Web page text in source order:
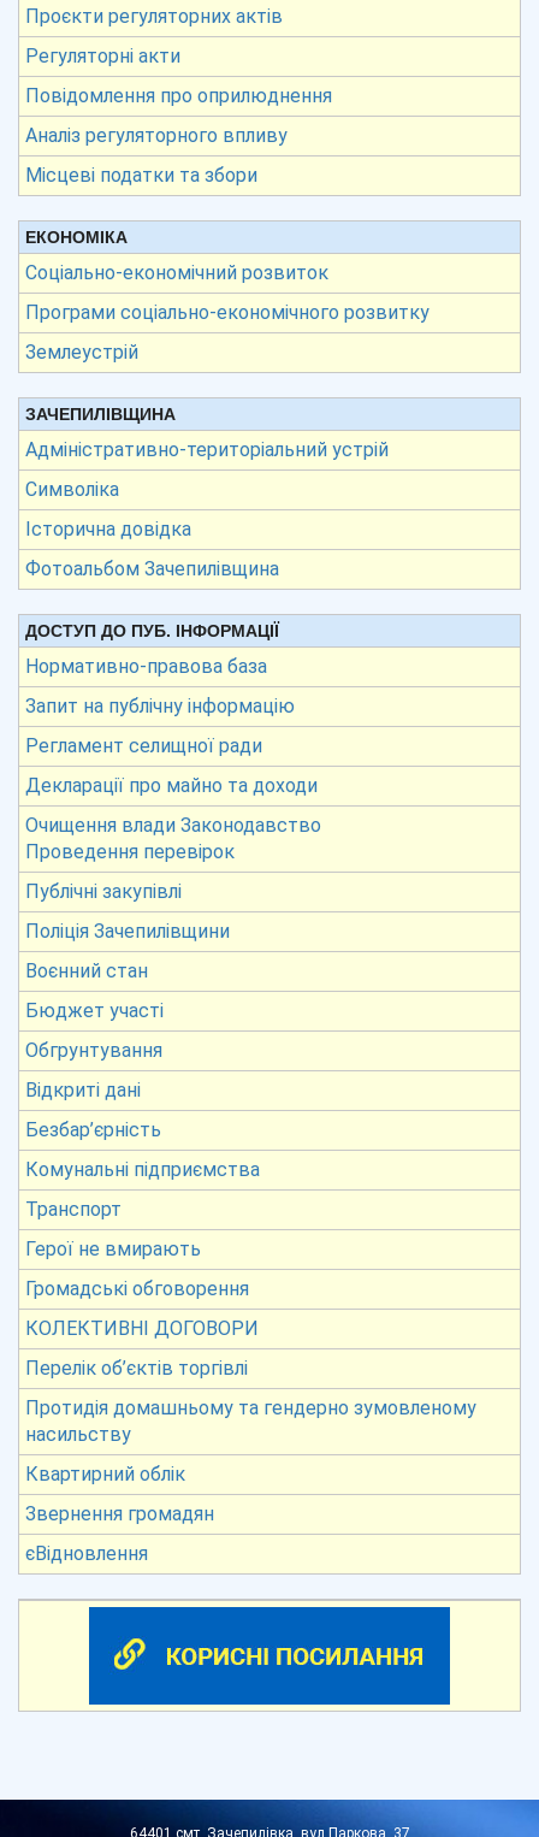
Проєкти регуляторних актів
Регуляторні акти
Повідомлення про оприлюднення
Аналіз регуляторного впливу
Місцеві податки та збори
ЕКОНОМІКА
Соціально-економічний розвиток
Програми соціально-економічного розвитку
Землеустрій
ЗАЧЕПИЛІВЩИНА
Адміністративно-територіальний устрій
Символіка
Історична довідка
Фотоальбом Зачепилівщина
ДОСТУП ДО ПУБ. ІНФОРМАЦІЇ
Нормативно-правова база
Запит на публічну інформацію
Регламент селищної ради
Декларації про майно та доходи
Очищення влади Законодавство
Проведення перевірок
Публічні закупівлі
Поліція Зачепилівщини
Воєнний стан
Бюджет участі
Обгрунтування
Відкриті дані
Безбар’єрність
Комунальні підприємства
Транспорт
Герої не вмирають
Громадські обговорення
КОЛЕКТИВНІ ДОГОВОРИ
Перелік об’єктів торгівлі
Протидія домашньому та гендерно зумовленому
насильству
Квартирний облік
Звернення громадян
єВідновлення
64401,смт. Зачепилівка, вул Паркова, 37